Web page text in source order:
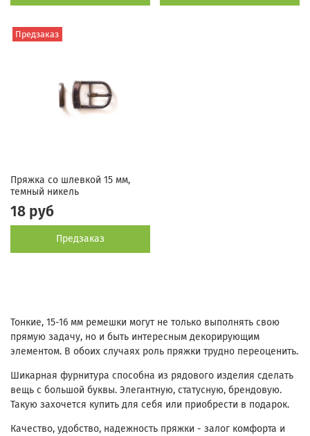
Предзаказ
Пряжка со шлевкой 15 мм,
темный никель
18 руб
Предзаказ
Тонкие, 15-16 мм ремешки могут не только выполнять свою
прямую задачу, но и быть интересным декорирующим
элементом. В обоих случаях роль пряжки трудно переоценить.
Шикарная фурнитура способна из рядового изделия сделать
вещь с большой буквы. Элегантную, статусную, брендовую.
Такую захочется купить для себя или приобрести в подарок.
Качество, удобство, надежность пряжки - залог комфорта и